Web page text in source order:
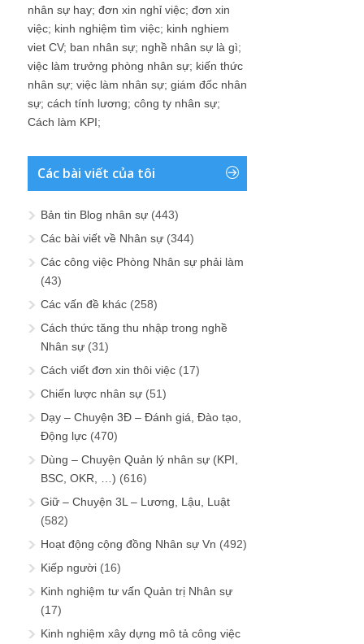
nhân sự hay; đơn xin nghỉ việc; đơn xin
việc; kinh nghiệm tìm việc; kinh nghiem
viet CV; ban nhân sự; nghề nhân sự là gì;
việc làm trưởng phòng nhân sự; kiến thức
nhân sự; việc làm nhân sự; giám đốc nhân
sự; cách tính lương; công ty nhân sự;
Cách làm KPI;
Các bài viết của tôi
Bản tin Blog nhân sự (443)
Các bài viết về Nhân sự (344)
Các công việc Phòng Nhân sự phải làm
(43)
Các vấn đề khác (258)
Cách thức tăng thu nhập trong nghề
Nhân sự (31)
Cách viết đơn xin thôi việc (17)
Chiến lược nhân sự (51)
Dạy – Chuyện 3Đ – Đánh giá, Đào tạo,
Động lực (470)
Dùng – Chuyện Quản lý nhân sự (KPI,
BSC, OKR, …) (616)
Giữ – Chuyện 3L – Lương, Lậu, Luật
(582)
Hoạt động cộng đồng Nhân sự Vn (492)
Kiếp người (16)
Kinh nghiệm tư vấn Quản trị Nhân sự
(17)
Kinh nghiệm xây dựng mô tả công việc